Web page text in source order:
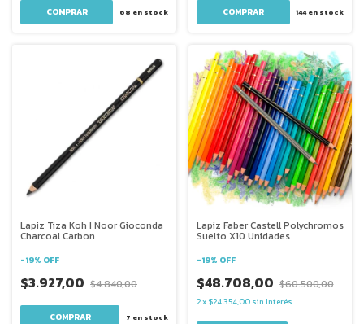
COMPRAR 68 en stock 144en stock
Lapiz Tiza Koh I Noor Gioconda
Charcoal Carbon
-19% OFF
$3.927,00 $4.840,00
7 en stock
Lapiz Faber Castell Polychromos
Suelto X10 Unidades
-19% OFF
$48.708,00 $60.500,00
2x $24.354,00 sin interés